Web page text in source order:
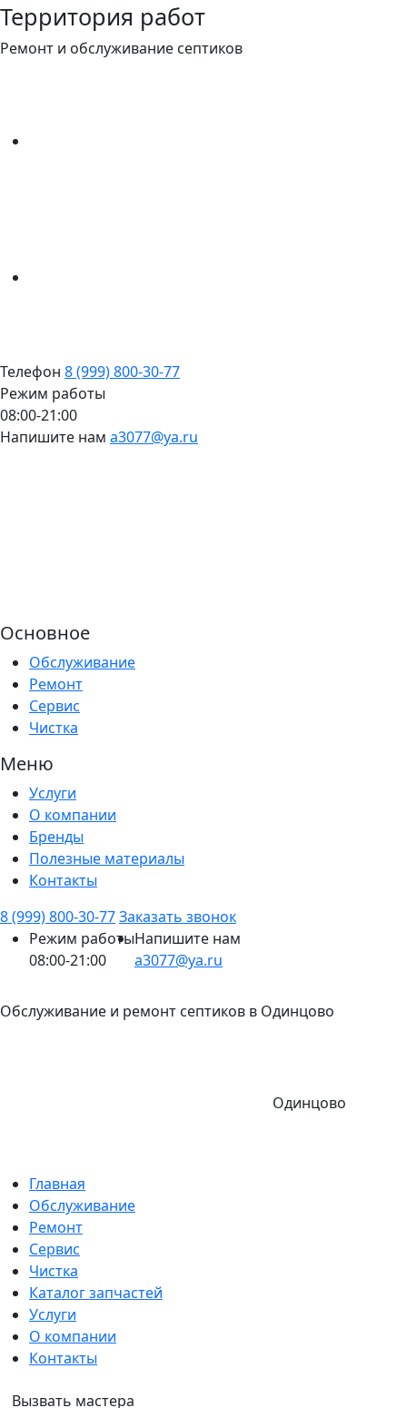
Территория работ
Ремонт и обслуживание септиков
Телефон 8 (999) 800-30-77
Режим работы
08:00-21:00
Напишите нам a3077@ya.ru
Основное
Обслуживание
Ремонт
Сервис
Чистка
Меню
Услуги
О компании
Бренды
Полезные материалы
Контакты
8 (999) 800-30-77Заказать звонок
Режим работы
08:00-21:00
Напишите нам
a3077@ya.ru
Обслуживание и ремонт септиков в Одинцово
Одинцово
Главная
Обслуживание
Ремонт
Сервис
Чистка
Каталог запчастей
Услуги
О компании
Контакты
Вызвать мастера